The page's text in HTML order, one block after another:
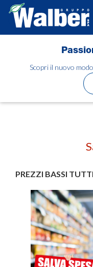
Salta
contenuto
Scopri il nuovo
PREZZI BASSI